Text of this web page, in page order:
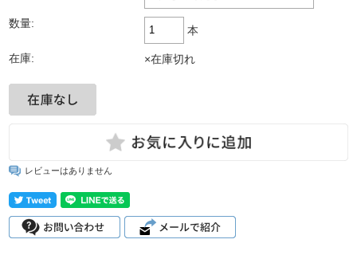
数量:
本
在庫: ×在庫切れ
レビューはありません